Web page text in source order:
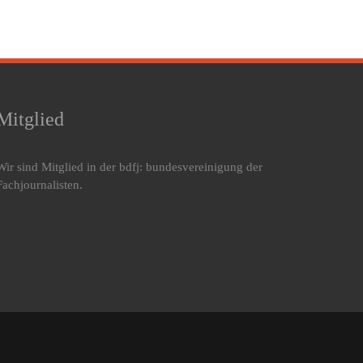
sind Mitglied in der bdfj: bundesvereinigung der